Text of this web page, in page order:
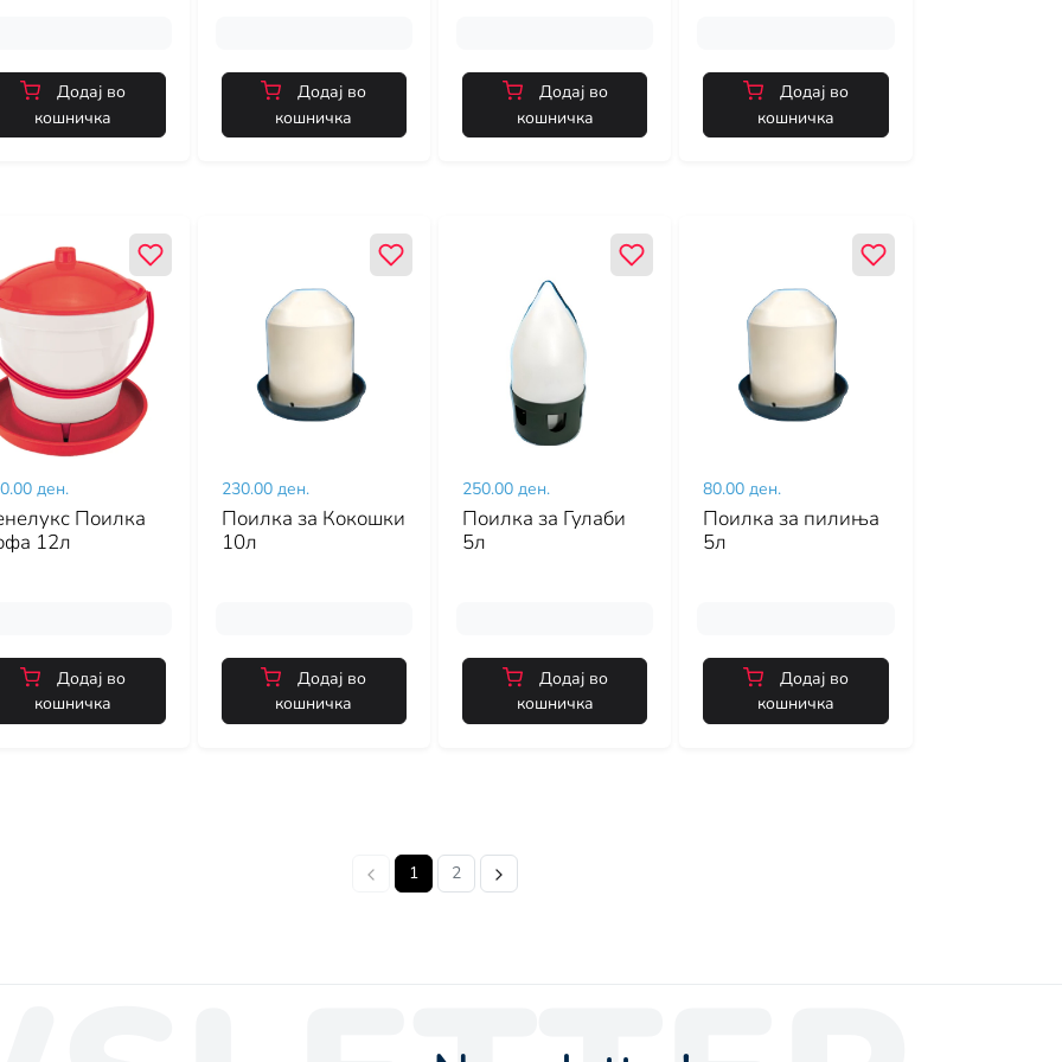
Додај во
кошничка
Додај во
кошничка
Додај во
кошничка
Додај во
кошничка
ден.
Поилка
12л
Додај во
кошничка
230.00 ден.
Поилка за Кокошки
10л
Додај во
кошничка
250.00 ден.
Поилка за Гулаби
5л
Додај во
кошничка
80.00 ден.
Поилка за пилиња
5л
Додај во
кошничка
1 2